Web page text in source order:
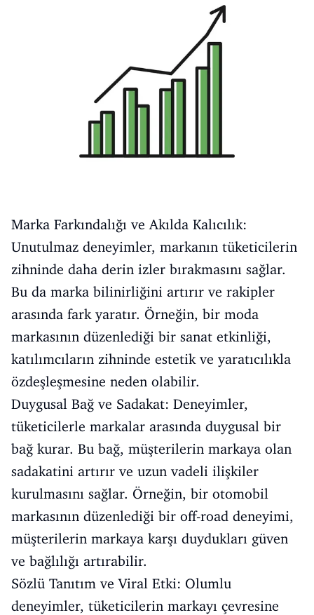
Marka Farkındalığı ve Akılda Kalıcılık:
Unutulmaz deneyimler, markanın tüketicilerin
zihninde daha derin izler bırakmasını sağlar.
Bu da marka bilinirliğini artırır ve rakipler
arasında fark yaratır. Örneğin, bir moda
markasının düzenlediği bir sanat etkinliği,
katılımcıların zihninde estetik ve yaratıcılıkla
özdeşleşmesine neden olabilir.
Duygusal Bağ ve Sadakat: Deneyimler,
tüketicilerle markalar arasında duygusal bir
bağ kurar. Bu bağ, müşterilerin markaya olan
sadakatini artırır ve uzun vadeli ilişkiler
kurulmasını sağlar. Örneğin, bir otomobil
markasının düzenlediği bir off-road deneyimi,
müşterilerin markaya karşı duydukları güven
ve bağlılığı artırabilir.
Sözlü Tanıtım ve Viral Etki: Olumlu
deneyimler, tüketicilerin markayı çevresine